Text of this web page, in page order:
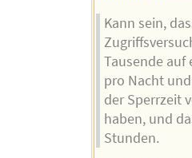
Kann sein,
Tausende auf
pro Nacht
der Sperrzeit
haben, und
Stunden.